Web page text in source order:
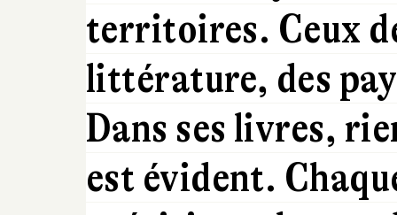
territoires. Ceux
littérature, des
Dans ses livres,
est évident.